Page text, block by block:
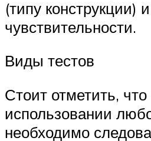
(типу конструкции)
чувствительности.
Виды тестов
Стоит отметить, что
использовании
необходимо